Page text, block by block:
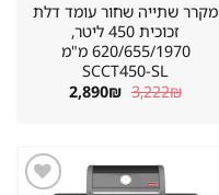
מקרר שתייה שחור עומד דלת
זכוכית 450 ליטר,
620/655/1970 מ"מ
SCCT450-SL
3,222₪ המחיר
2,890₪ המחיר
הנוכחי